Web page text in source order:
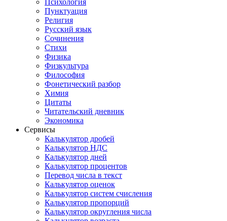
Психология
Пунктуация
Религия
Русский язык
Сочинения
Стихи
Физика
Физкультура
Философия
Фонетический разбор
Химия
Цитаты
Читательский дневник
Экономика
Сервисы
Калькулятор дробей
Калькулятор НДС
Калькулятор дней
Калькулятор процентов
Перевод числа в текст
Калькулятор оценок
Калькулятор систем счисления
Калькулятор пропорций
Калькулятор округления числа